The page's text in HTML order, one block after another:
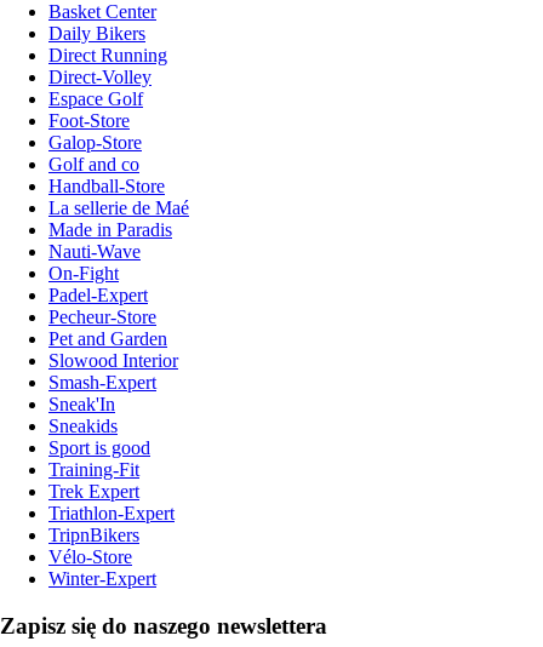
Basket Center
Daily Bikers
Direct Running
Direct-Volley
Espace Golf
Foot-Store
Galop-Store
Golf and co
Handball-Store
La sellerie de Maé
Made in Paradis
Nauti-Wave
On-Fight
Padel-Expert
Pecheur-Store
Pet and Garden
Slowood Interior
Smash-Expert
Sneak'In
Sneakids
Sport is good
Training-Fit
Trek Expert
Triathlon-Expert
TripnBikers
Vélo-Store
Winter-Expert
Zapisz się do naszego newslettera